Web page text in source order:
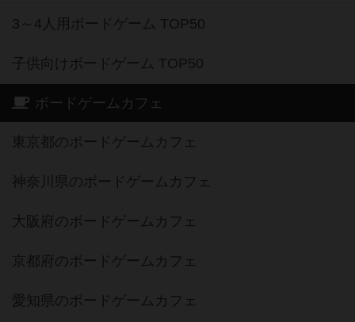
3～4人用ボードゲーム TOP50
子供向けボードゲーム TOP50
ボードゲームカフェ
東京都のボードゲームカフェ
神奈川県のボードゲームカフェ
大阪府のボードゲームカフェ
京都府のボードゲームカフェ
愛知県のボードゲームカフェ